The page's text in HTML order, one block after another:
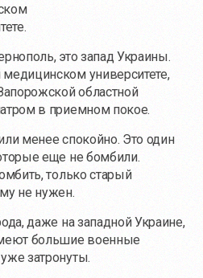
это запад Украины.
университете,
областной
в приемном покое.
менее спокойно. Это один
еще не бомбили.
только старый
не нужен.
даже на западной Украине,
большие военные
затронуты.